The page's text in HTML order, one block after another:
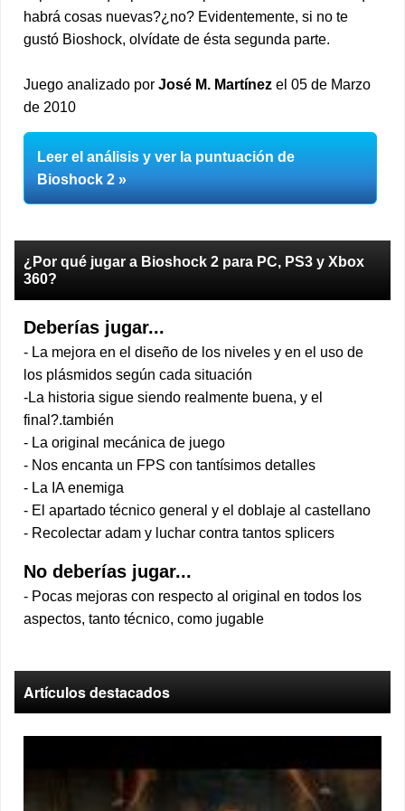
habrá cosas nuevas?¿no? Evidentemente, si no te
gustó Bioshock, olvídate de ésta segunda parte.
Juego analizado por José M. Martínez el 05 de Marzo
de 2010
Leer el análisis y ver la puntuación de
Bioshock 2
¿Por qué jugar a Bioshock 2 para PC, PS3 y Xbox
360?
Deberías jugar...
- La mejora en el diseño de los niveles y en el uso de
los plásmidos según cada situación
-La historia sigue siendo realmente buena, y el
final?.también
- La original mecánica de juego
- Nos encanta un FPS con tantísimos detalles
- La IA enemiga
- El apartado técnico general y el doblaje al castellano
- Recolectar adam y luchar contra tantos splicers
No deberías jugar...
- Pocas mejoras con respecto al original en todos los
aspectos, tanto técnico, como jugable
Artículos destacados